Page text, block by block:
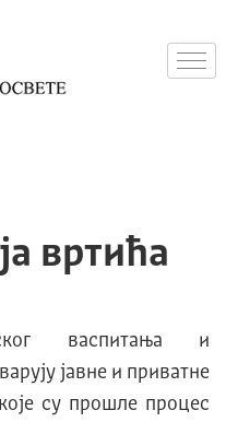
вртића
васпитања и
јавне и приватне
су прошле процес